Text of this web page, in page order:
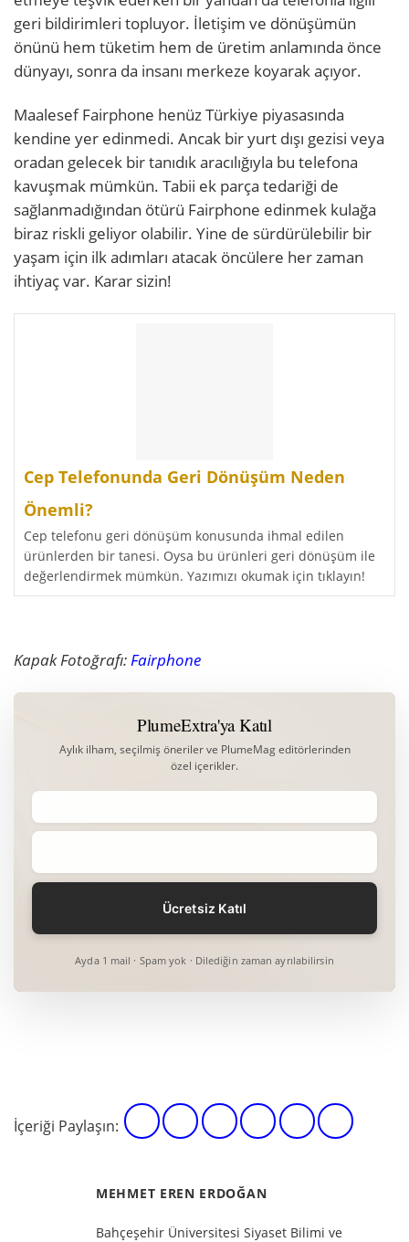
geri bildirimleri topluyor. İletişim ve dönüşümün
önünü hem tüketim hem de üretim anlamında önce
dünyayı, sonra da insanı merkeze koyarak açıyor.
Maalesef Fairphone henüz Türkiye piyasasında
kendine yer edinmedi. Ancak bir yurt dışı gezisi veya
oradan gelecek bir tanıdık aracılığıyla bu telefona
kavuşmak mümkün. Tabii ek parça tedariği de
sağlanmadığından ötürü Fairphone edinmek kulağa
biraz riskli geliyor olabilir. Yine de sürdürülebilir bir
yaşam için ilk adımları atacak öncülere her zaman
ihtiyaç var. Karar sizin!
Cep Telefonunda Geri Dönüşüm Neden
Önemli?
Cep telefonu geri dönüşüm konusunda ihmal edilen
ürünlerden bir tanesi. Oysa bu ürünleri geri dönüşüm ile
değerlendirmek mümkün. Yazımızı okumak için tıklayın!
Kapak Fotoğrafı:Fairphone
PlumeExtra'ya Katıl
Aylık ilham, seçilmiş öneriler ve PlumeMag editörlerinden
özel içerikler.
Ayda 1 mail · Spam yok · Dilediğin zaman ayrılabilirsin
İçeriği Paylaşın:
MEHMET EREN ERDOĞAN
Bahçeşehir Üniversitesi Siyaset Bilimi ve